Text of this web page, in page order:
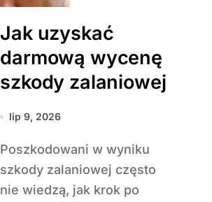
Jak uzyskać
darmową wycenę
szkody zalaniowej
lip 9, 2026
Poszkodowani w wyniku
szkody zalaniowej często
nie wiedzą, jak krok po